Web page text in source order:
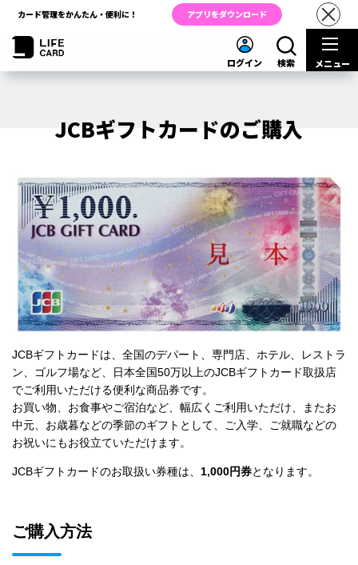
カード管理をかんたん・便利に！ アプリをダウンロード
ログイン 検索 メニュー
JCBギフトカードのご購入
JCBギフトカードは、全国のデパート、専門店、ホテル、レストラ
ン、ゴルフ場など、日本全国50万以上のJCBギフトカード取扱店
でご利用いただける便利な商品券です。
お買い物、お食事やご宿泊など、幅広くご利用いただけ、またお
中元、お歳暮などの季節のギフトとして、ご入学、ご就職などの
お祝いにもお役立ていただけます。
JCBギフトカードのお取扱い券種は、 1,000円券となります。
ご購入方法